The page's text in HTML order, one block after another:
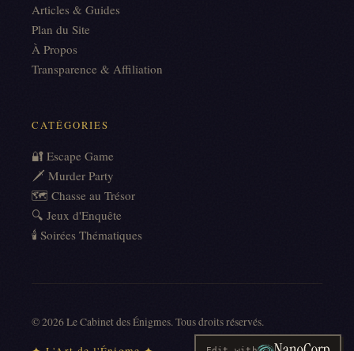
Articles & Guides
Plan du Site
À Propos
Transparence & Affiliation
CATÉGORIES
🔐 Escape Game
🗡️ Murder Party
🗺️ Chasse au Trésor
🔍 Jeux d'Enquête
🕯️ Soirées Thématiques
©2026Le Cabinet des Énigmes. Tous droits réservés.